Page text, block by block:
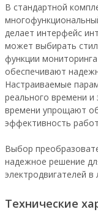
В стандартной
делает интерфейс
может выбирать
функции
обеспечивают
Настраиваемые
реального времени и
времени упрощают
эффективность
Выбор
надежное решение
электродвигателей
Технические